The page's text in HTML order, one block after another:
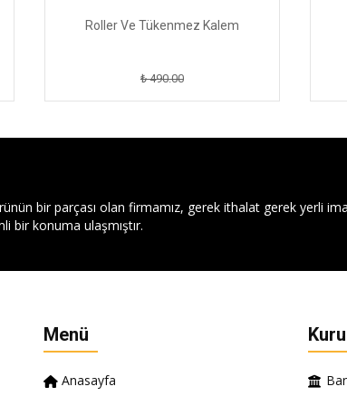
Roller Ve Tükenmez Kalem
₺ 490.00
bir parçası olan firmamız, gerek ithalat gerek yerli
bir konuma ulaşmıştır.
Menü
Anasayfa